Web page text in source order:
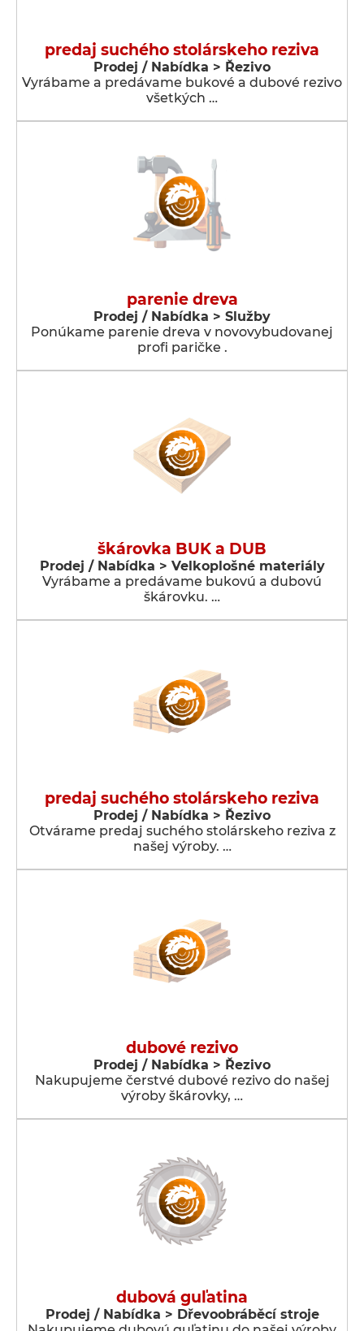
predaj suchého stolárskeho reziva
Prodej / Nabídka > Řezivo
Vyrábame a predávame bukové a dubové rezivo
všetkých …
parenie dreva
Prodej / Nabídka > Služby
Ponúkame parenie dreva v novovybudovanej
profi paričke .
škárovka BUK a DUB
Prodej / Nabídka > Velkoplošné materiály
Vyrábame a predávame bukovú a dubovú
škárovku. …
predaj suchého stolárskeho reziva
Prodej / Nabídka > Řezivo
Otvárame predaj suchého stolárskeho reziva z
našej výroby. …
dubové rezivo
Prodej / Nabídka > Řezivo
Nakupujeme čerstvé dubové rezivo do našej
výroby škárovky, …
dubová guľatina
Prodej / Nabídka > Dřevoobráběcí stroje